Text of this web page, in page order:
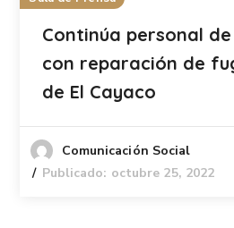
Continúa personal
con reparación de
de El Cayaco
Comunicación Social
Publicado: octubre 25, 2022